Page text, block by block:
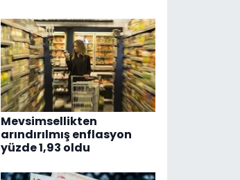
Mevsimsellikten
arındırılmış enflasyon
yüzde 1,93 oldu